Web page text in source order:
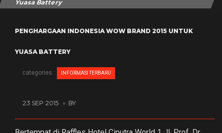
Yuasa Battery
PENGHARGAAN INDONESIA WOW BRAND 2015 UNTUK
YUASA BATTERY
categories : INFORMASI TERBARU
23 SEP 2015 BY